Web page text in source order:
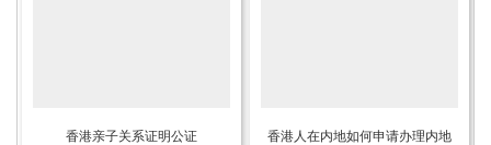
香港亲子关系证明公证
香港人在内地如何申请办理内地